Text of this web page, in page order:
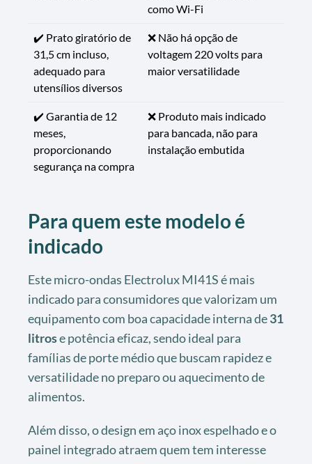
como Wi-Fi
✔️ Prato giratório de
31,5 cm incluso,
adequado para
utensílios diversos
❌ Não há opção de
voltagem 220 volts para
maior versatilidade
✔️ Garantia de 12
meses,
proporcionando
segurança na compra
❌ Produto mais indicado
para bancada, não para
instalação embutida
Para quem este modelo é
indicado
Este micro-ondas Electrolux MI41S é mais
indicado para consumidores que valorizam um
equipamento com boa capacidade interna de31
litrose potência eficaz, sendo ideal para
famílias de porte médio que buscam rapidez e
versatilidade no preparo ou aquecimento de
alimentos.
Além disso, o design em aço inox espelhado e o
painel integrado atraem quem tem interesse